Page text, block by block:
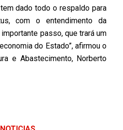
dado todo o respaldo para
com o entendimento da
passo, que trará um
do Estado”, afirmou o
e Abastecimento, Norberto